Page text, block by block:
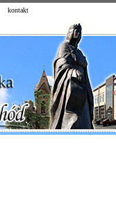
kontakt